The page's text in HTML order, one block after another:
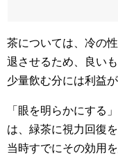
茶については、冷の
退させるため、良い
少量飲む分には利益
「眼を明らかにする
は、緑茶に視力回復
当時すでにその効用